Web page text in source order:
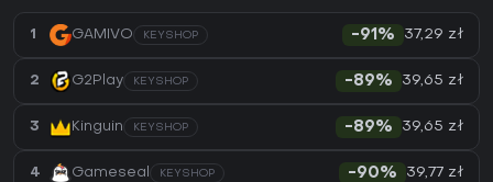
1 GAMIVO KEYSHOP -91% 37,29 zł
2 G2Play KEYSHOP -89% 39,65 zł
3 Kinguin KEYSHOP -89% 39,65 zł
4 Gameseal KEYSHOP -90% 39,77 zł